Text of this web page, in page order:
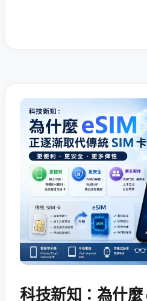
科技新知：為什